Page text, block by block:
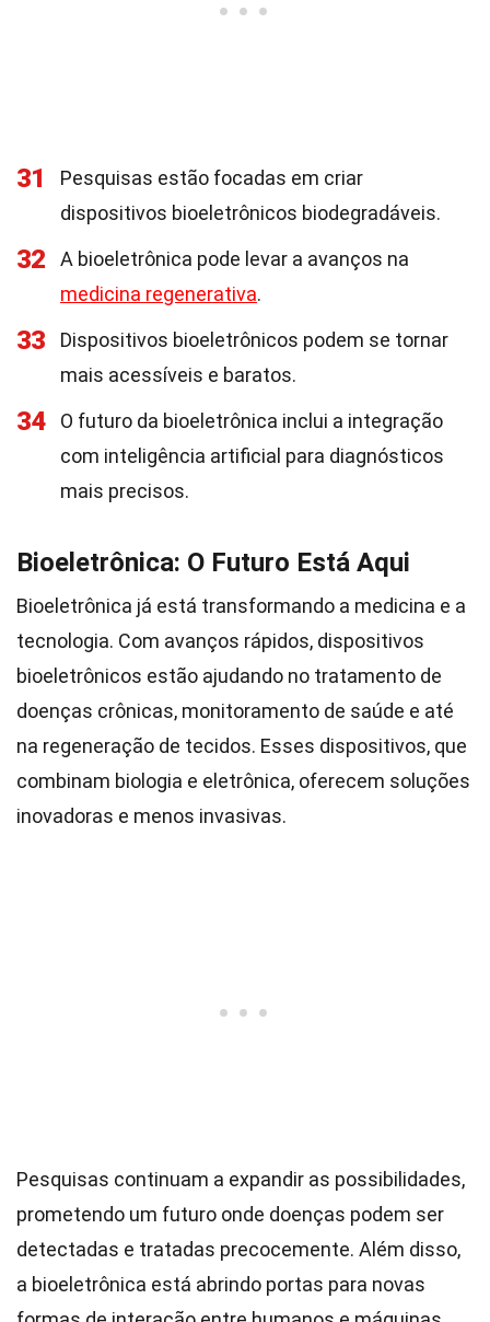
31
Pesquisas estão focadas em criar
dispositivos bioeletrônicos biodegradáveis.
32
A bioeletrônica pode levar a avanços na
medicina regenerativa.
33
Dispositivos bioeletrônicos podem se tornar
mais acessíveis e baratos.
34
O futuro da bioeletrônica inclui a integração
com inteligência artificial para diagnósticos
mais precisos.
Bioeletrônica: O Futuro Está Aqui
Bioeletrônica já está transformando a medicina e a
tecnologia. Com avanços rápidos, dispositivos
bioeletrônicos estão ajudando no tratamento de
doenças crônicas, monitoramento de saúde e até
na regeneração de tecidos. Esses dispositivos, que
combinam biologia e eletrônica, oferecem soluções
inovadoras e menos invasivas.
Pesquisas continuam a expandir as possibilidades,
prometendo um futuro onde doenças podem ser
detectadas e tratadas precocemente. Além disso,
a bioeletrônica está abrindo portas para novas